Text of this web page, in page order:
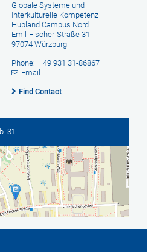
Globale Systeme und
Interkulturelle Kompetenz
Hubland Campus Nord
Emil-Fischer-Straße 31
97074 Würzburg
Phone: + 49 931 31-86867
Email
Find Contact
31